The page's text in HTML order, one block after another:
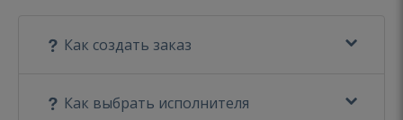
Как создать заказ
Как выбрать исполнителя